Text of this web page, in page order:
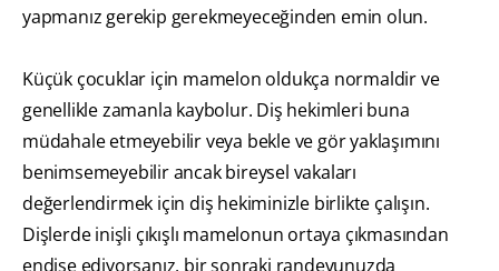
yapmanız gerekip gerekmeyeceğinden emin olun.
Küçük çocuklar için mamelon oldukça normaldir ve
genellikle zamanla kaybolur. Diş hekimleri buna
müdahale etmeyebilir veya bekle ve gör yaklaşımını
benimsemeyebilir ancak bireysel vakaları
değerlendirmek için diş hekiminizle birlikte çalışın.
Dişlerde inişli çıkışlı mamelonun ortaya çıkmasından
endişe ediyorsanız, bir sonraki randevunuzda